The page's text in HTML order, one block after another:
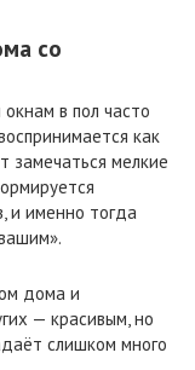
со
в пол часто
как
замечаться мелкие
и именно тогда
дома и
— красивым, но
слишком много